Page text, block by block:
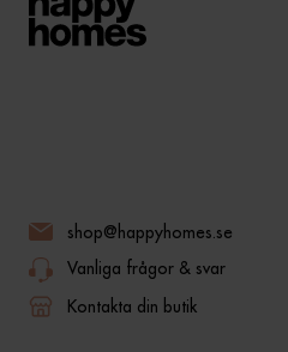
shop@happyhomes.se
Vanliga frågor & svar
Kontakta din butik